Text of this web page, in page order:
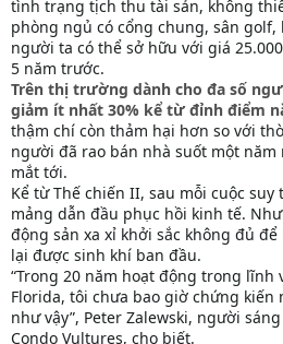
tình trạng tịch thu tài sản, không
phòng ngủ có cổng chung, sân
người ta có thể sở hữu với giá
5 năm trước.
Trên thị trường dành cho đa số
giảm ít nhất 30% kể từ đỉnh điểm
thậm chí còn thảm hại hơn so với
người đã rao bán nhà suốt một năm
mắt tới.
Kể từ Thế chiến II, sau mỗi cuộc
mảng dẫn đầu phục hồi kinh tế.
động sản xa xỉ khởi sắc không đủ
lại được sinh khí ban đầu.
“Trong 20 năm hoạt động trong lĩnh
Florida, tôi chưa bao giờ chứng kiến
như vậy”, Peter Zalewski, người
Condo Vultures, cho biết.